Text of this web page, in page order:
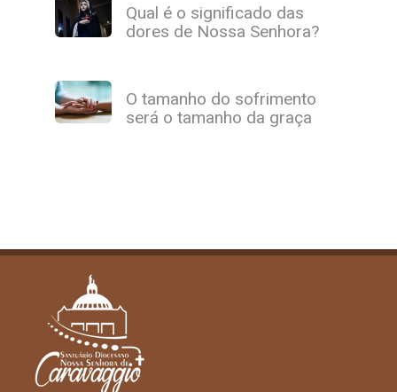
Qual é o significado das
dores de Nossa Senhora?
O tamanho do sofrimento
será o tamanho da graça